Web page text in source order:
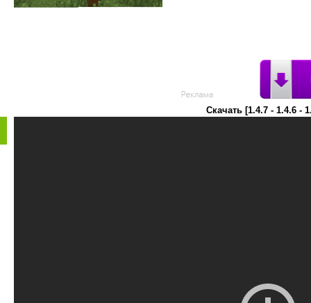
Скачать [1.4.7 - 1.4.6 -